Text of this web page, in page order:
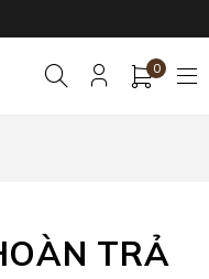
0
TRẢ